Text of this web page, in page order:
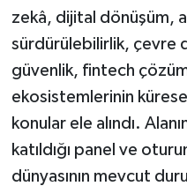
zekâ, dijital dönüşüm,
sürdürülebilirlik, çevre
güvenlik, fintech
ekosistemlerinin
konular ele alındı.
katıldığı panel ve
dünyasının mevcut